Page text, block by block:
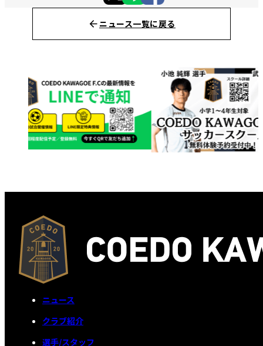
ニュース一覧に戻る
ニュース
クラブ紹介
選手/スタッフ